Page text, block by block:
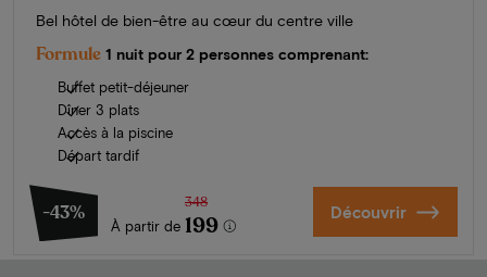
Bel hôtel de bien-être au cœur du centre ville
Formule 1 nuit pour 2 personnes comprenant:
Buffet petit-déjeuner
Dîner 3 plats
Accès à la piscine
Départ tardif
-43%
À partir de
348
199 Découvrir